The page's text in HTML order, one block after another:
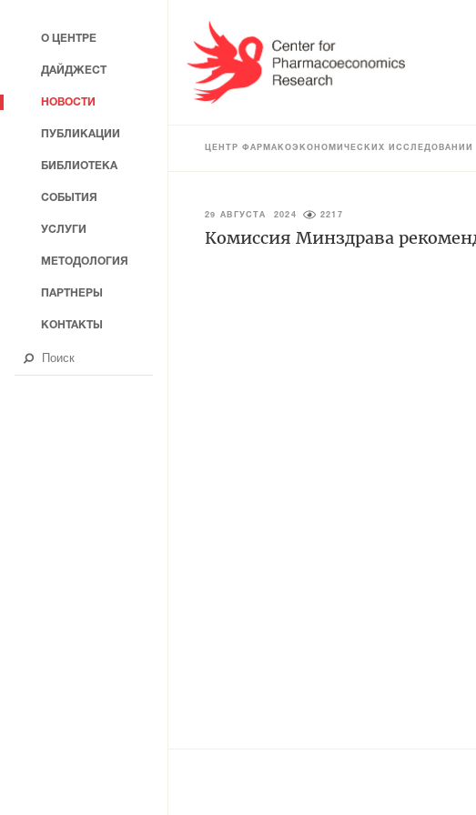
ЦЕНТР ФАРМАКОЭКОНОМИЧЕСКИХ ИССЛЕДОВАНИЙ
29 АВГУСТА 2024 2217
Комиссия Минздрава
О ЦЕНТРЕ
ДАЙДЖЕСТ
НОВОСТИ
ПУБЛИКАЦИИ
БИБЛИОТЕКА
СОБЫТИЯ
УСЛУГИ
МЕТОДОЛОГИЯ
ПАРТНЕРЫ
КОНТАКТЫ